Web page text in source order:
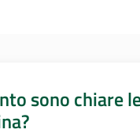
sono chiare